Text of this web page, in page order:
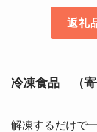
返礼
冷凍食品 （寄
解凍するだけで